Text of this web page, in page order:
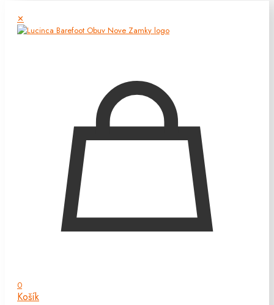
✕
0
Košík